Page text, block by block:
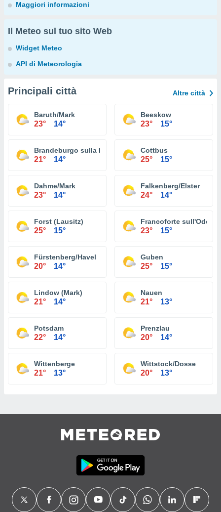
Maggiori informazioni
Il Meteo sul tuo sito Web
Widget Meteo
API di Meteorologia
Principali città Altre città
Baruth/Mark
23° 14°
Beeskow
23° 15°
Brandeburgo sulla Havel
21° 14°
Cottbus
25° 15°
Dahme/Mark
23° 14°
Falkenberg/Elster
24° 14°
Forst (Lausitz)
25° 15°
Francoforte sull'Oder
23° 15°
Fürstenberg/Havel
20° 14°
Guben
25° 15°
Lindow (Mark)
21° 14°
Nauen
21° 13°
Potsdam
22° 14°
Prenzlau
20° 14°
Wittenberge
21° 13°
Wittstock/Dosse
20° 13°